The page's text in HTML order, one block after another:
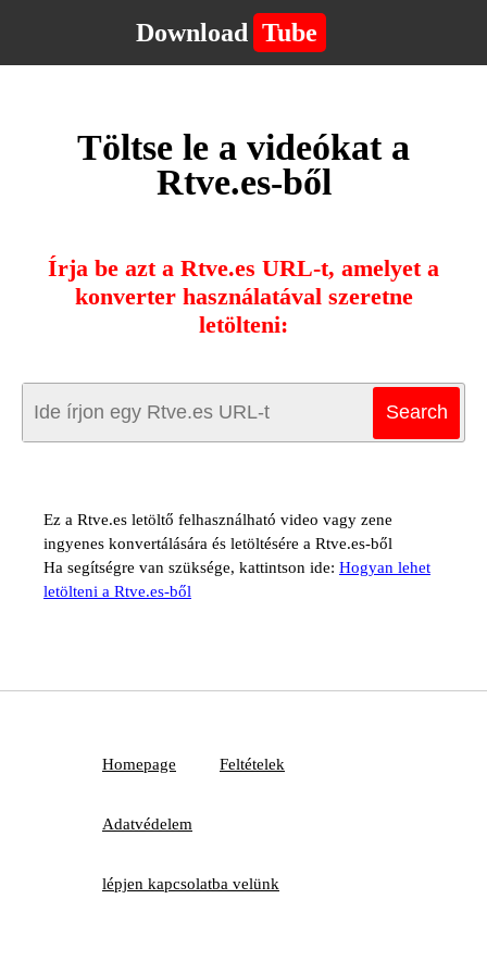
Download Tube
Töltse le a videókat a
Rtve.es-ből
Írja be azt a Rtve.es URL-t, amelyet a
konverter használatával szeretne
letölteni:
Ez a Rtve.es letöltő felhasználható video vagy zene
ingyenes konvertálására és letöltésére a Rtve.es-ből
Ha segítségre van szüksége, kattintson ide: Hogyan lehet
letölteni a Rtve.es-ből
Homepage Feltételek
Adatvédelem
lépjen kapcsolatba velünk